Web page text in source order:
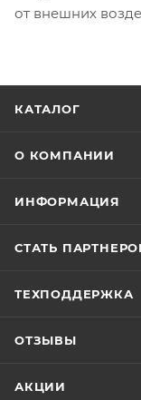
от внешних
КАТАЛОГ
О КОМПАНИИ
ИНФОРМАЦИЯ
СТАТЬ
ТЕХПОДДЕРЖКА
ОТЗЫВЫ
АКЦИИ